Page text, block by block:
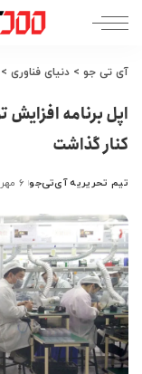
آی تی جو > دنیای فناوری >
اپل برنامه
کنار گذاشت
ارسال
توسط
تیم تحریریه آی‌تی‌جو ۶ مهر ۱۴۰۱